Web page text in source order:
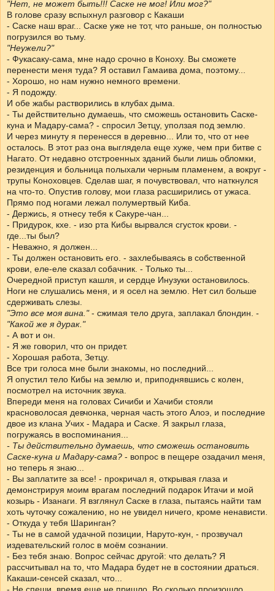
"Нет, не может быть!!! Саске не мог! Или мог?"
В голове сразу вспыхнул разговор с Какаши
- Саске наш враг... Саске уже не тот, что раньше, он полностью
погрузился во тьму.
"Неужели?"
- Фукасаку-сама, мне надо срочно в Коноху. Вы сможете
перенести меня туда? Я оставил Гамаива дома, поэтому...
- Хорошо, но нам нужно немного времени.
- Я подожду.
И обе жабы растворились в клубах дыма.
- Ты действительно думаешь, что сможешь остановить Саске-
куна и Мадару-сама? - спросил Зетцу, уползая под землю.
И через минуту я перенесся в деревню... Или то, что от нее
осталось. В этот раз она выглядела еще хуже, чем при битве с
Нагато. От недавно отстроенных зданий были лишь обломки,
резиденция и больница полыхали черным пламенем, а вокруг -
трупы Коноховцев. Сделав шаг, я почувствовал, что наткнулся
на что-то. Опустив голову, мои глаза расширились от ужаса.
Прямо под ногами лежал полумертвый Киба.
- Держись, я отнесу тебя к Сакуре-чан...
- Придурок, кхе. - изо рта Кибы вырвался сгусток крови. -
где...ты был?
- Неважно, я должен...
- Ты должен остановить его. - захлебываясь в собственной
крови, еле-еле сказал собачник. - Только ты...
Очередной приступ кашля, и сердце Инузуки остановилось.
Ноги не слушались меня, и я осел на землю. Нет сил больше
сдерживать слезы.
"Это все моя вина."- сжимая тело друга, заплакал блондин. -
"Какой же я дурак."
- А вот и он.
- Я же говорил, что он придет.
- Хорошая работа, Зетцу.
Все три голоса мне были знакомы, но последний...
Я опустил тело Кибы на землю и, приподнявшись с колен,
посмотрел на источник звука.
Впереди меня на головах Сичиби и Хачиби стояли
красноволосая девчонка, черная часть этого Алоэ, и последние
двое из клана Учих - Мадара и Саске. Я закрыл глаза,
погружаясь в воспоминания...
- Ты действительно думаешь, что сможешь остановить
Саске-куна и Мадару-сама? - вопрос в пещере озадачил меня,
но теперь я знаю...
- Вы заплатите за все! - прокричал я, открывая глаза и
демонстрируя моим врагам последний подарок Итачи и мой
козырь - Изанаги. Я взглянул Саске в глаза, пытаясь найти там
хоть чуточку сожалению, но не увидел ничего, кроме ненависти.
- Откуда у тебя Шаринган?
- Ты не в самой удачной позиции, Наруто-кун, - прозвучал
издевательский голос в моём сознании.
- Без тебя знаю. Вопрос сейчас другой: что делать? Я
рассчитывал на то, что Мадара будет не в состоянии драться.
Какаши-сенсей сказал, что...